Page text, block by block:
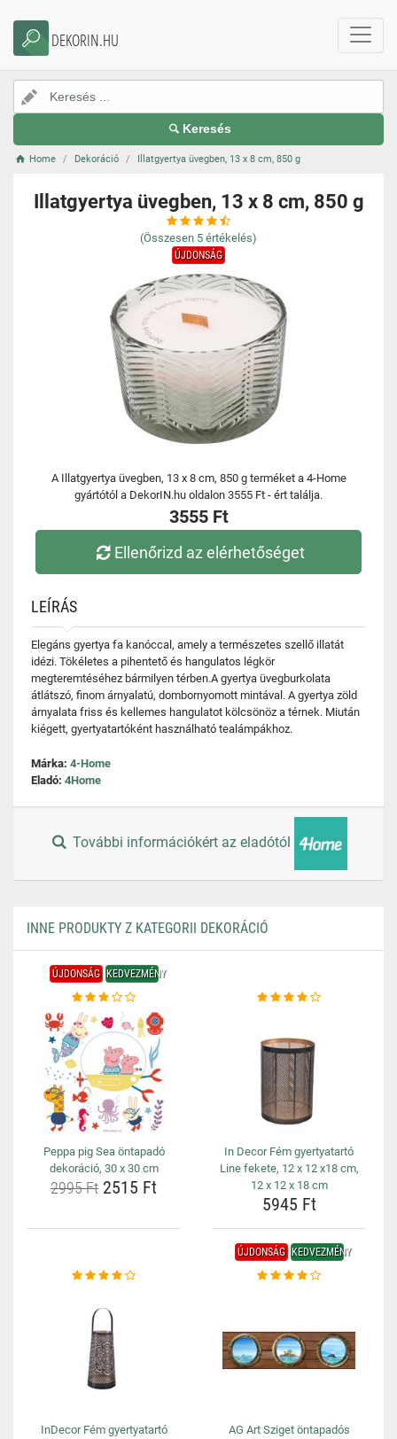
DEKORIN.HU
Keresés
Home Dekoráció Illatgyertya üvegben, 13 x 8 cm, 850 g
Illatgyertya üvegben, 13 x 8 cm, 850 g
(Összesen 5 értékelés)
ÚJDONSÁG
A Illatgyertya üvegben, 13 x 8 cm, 850 g terméket a 4-Home
gyártótól a DekorIN.hu oldalon 3555 Ft - ért találja.
3555 Ft
Ellenőrizd az elérhetőséget
LEÍRÁS
Elegáns gyertya fa kanóccal, amely a természetes szellő illatát
idézi. Tökéletes a pihentető és hangulatos légkör
megteremtéséhez bármilyen térben.A gyertya üvegburkolata
átlátszó, finom árnyalatú, dombornyomott mintával. A gyertya zöld
árnyalata friss és kellemes hangulatot kölcsönöz a térnek. Miután
kiégett, gyertyatartóként használható tealámpákhoz.
Márka: 4-Home
Eladó: 4Home
További információkért az eladótól
INNE PRODUKTY Z KATEGORII DEKORÁCIÓ
ÚJDONSÁG KEDVEZMÉNY
Peppa pig Sea öntapadó
dekoráció, 30 x 30 cm
2995 Ft 2515 Ft
In Decor Fém gyertyatartó
Line fekete, 12 x 12 x18 cm,
12 x 12 x 18 cm
5945 Ft
InDecor Fém gyertyatartó
ÚJDONSÁG KEDVEZMÉNY
AG Art Sziget öntapadós